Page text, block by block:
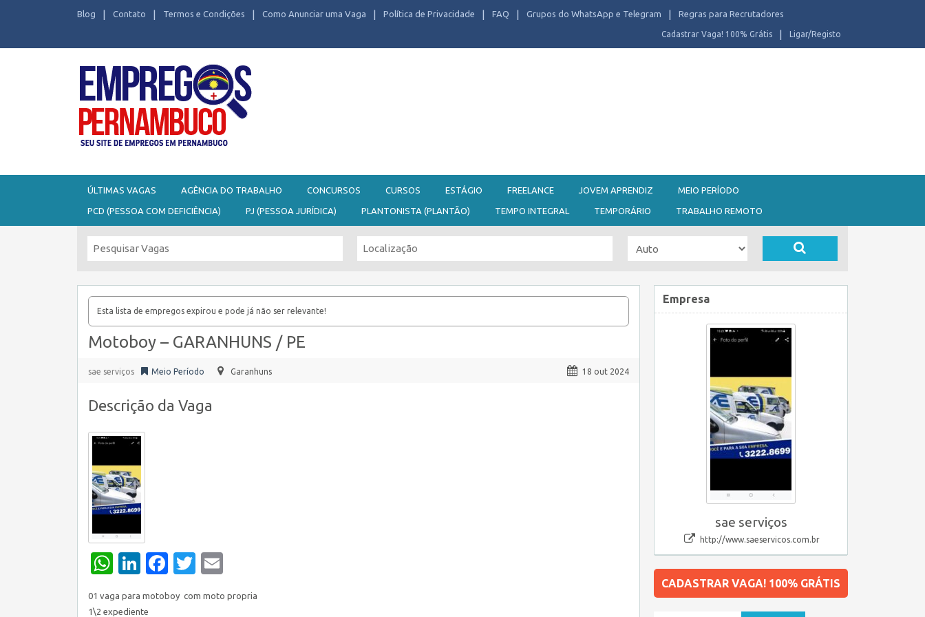
Blog Contato Termos e Condições Como Anunciar uma Vaga Política de Privacidade FAQ Grupos do WhatsApp e Telegram Regras para Recrutadores
Ligar/Registo
Cadastrar Vaga! 100% Grátis
ÚLTIMAS VAGAS AGÊNCIA DO TRABALHO CONCURSOS CURSOS ESTÁGIO FREELANCE JOVEM APRENDIZ MEIO PERÍODO
PCD (PESSOA COM DEFICIÊNCIA) PJ (PESSOA JURÍDICA) PLANTONISTA (PLANTÃO) TEMPO INTEGRAL TEMPORÁRIO TRABALHO REMOTO
Esta lista de empregos expirou e pode já não ser relevante!
Motoboy – GARANHUNS / PE
sae serviços Meio Período Garanhuns 18 out 2024
Descrição da Vaga
WhatsApp
LinkedIn
Facebook
Twitter
01 vaga para motoboy com moto propria
1\2 expediente
Empresa
sae serviços
http://www.saeservicos.com.br
CADASTRAR VAGA! 100% GRÁTIS